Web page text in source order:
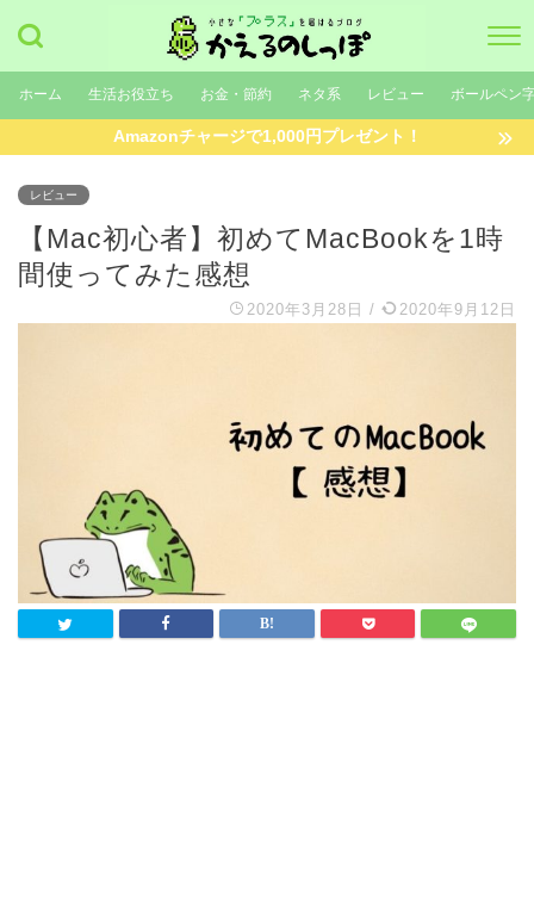
ホーム 生活お役立ち お金・節約 ネタ系 レビュー ボールペン
Amazonチャージで1,000円プレゼント！
レビュー
【Mac初心者】初めてMacBookを1時
間使ってみた感想
2020年3月28日 / 2020年9月12日